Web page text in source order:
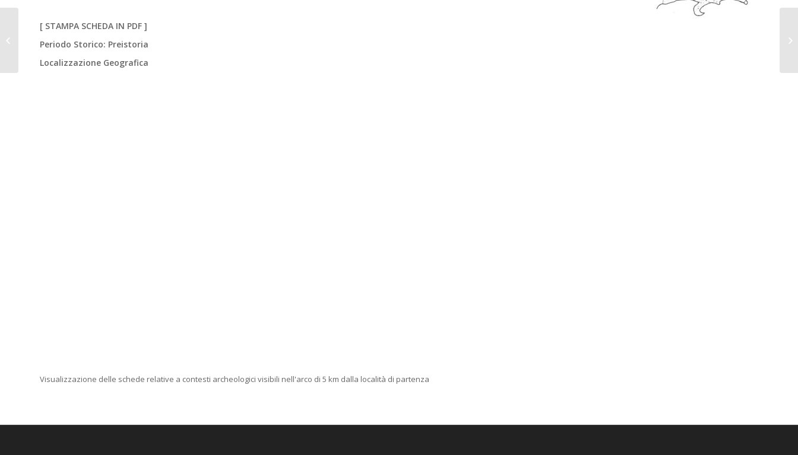
[ STAMPA SCHEDA IN PDF ]
Periodo Storico: Preistoria
Localizzazione Geografica
Visualizzazione delle schede relative a contesti archeologici visibili nell'arco di 5 km dalla località di partenza
CONCORDIA
SAGITTARIA (Ve). La
Trichora ed il cimitero
paleocristiano.